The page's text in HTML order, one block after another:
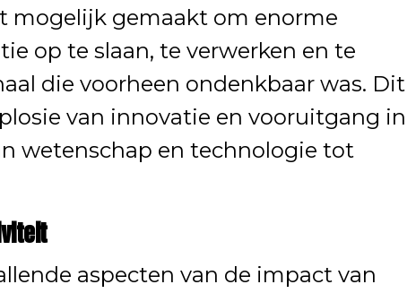
mogelijk gemaakt om enorme
op te slaan, te verwerken en te
die voorheen ondenkbaar was. Dit
van innovatie en vooruitgang in
wetenschap en technologie tot
aspecten van de impact van